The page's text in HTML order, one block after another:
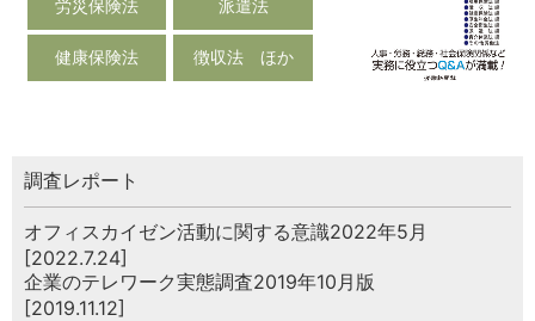
労災保険法 派遣法
健康保険法 徴収法 ほか
調査レポート
オフィスカイゼン活動に関する意識2022年5月
[2022.7.24]
企業のテレワーク実態調査2019年10月版
[2019.11.12]